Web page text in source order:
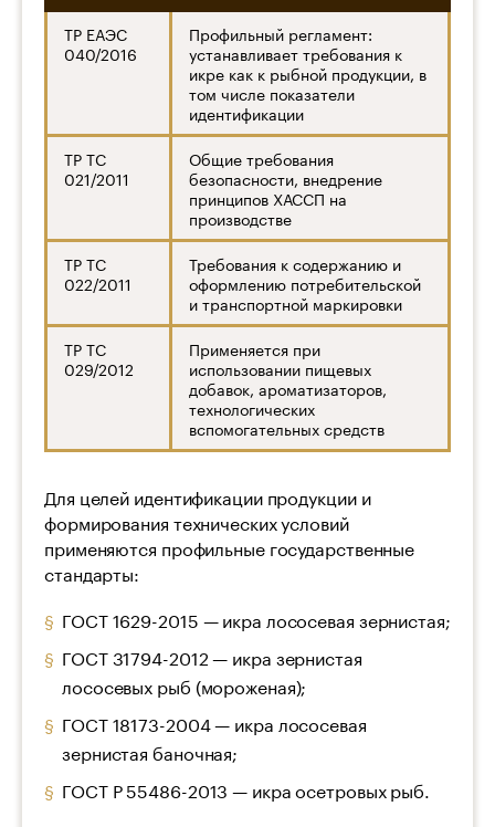
ТР ЕАЭС
040/2016
Профильный регламент:
устанавливает требования к
икре как к рыбной продукции, в
том числе показатели
идентификации
ТР ТС
021/2011
Общие требования
безопасности, внедрение
принципов ХАССП на
производстве
ТР ТС
022/2011
Требования к содержанию и
оформлению потребительской
и транспортной маркировки
ТР ТС
029/2012
Применяется при
использовании пищевых
добавок, ароматизаторов,
технологических
вспомогательных средств
Для целей идентификации продукции и
формирования технических условий
применяются профильные государственные
стандарты:
ГОСТ 1629-2015 — икра лососевая зернистая;
ГОСТ 31794-2012 — икра зернистая
лососевых рыб (мороженая);
ГОСТ 18173-2004 — икра лососевая
зернистая баночная;
ГОСТ Р 55486-2013 — икра осетровых рыб.